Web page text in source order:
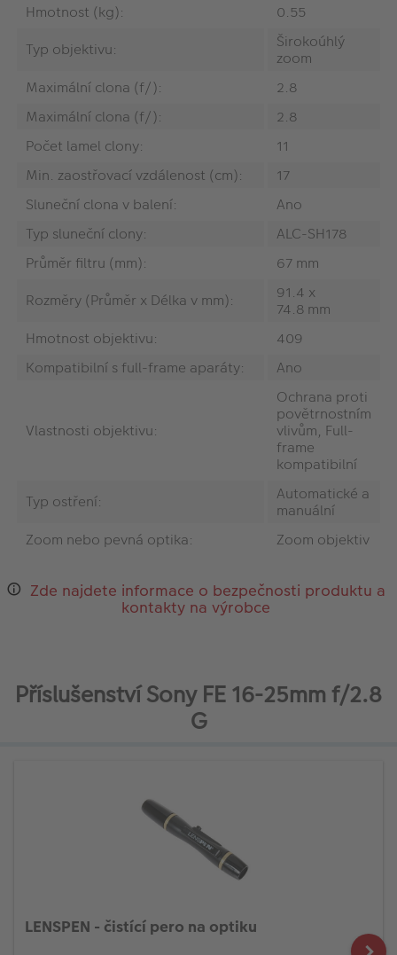
Hmotnost (kg):
0.55
Typ objektivu:
Širokoúhlý
zoom
Maximální clona (f/):
2.8
Maximální clona (f/):
2.8
Počet lamel clony:
11
Min. zaostřovací vzdálenost (cm):
17
Sluneční clona v balení:
Ano
Typ sluneční clony:
ALC-SH178
Průměr filtru (mm):
67 mm
Rozměry (Průměr x Délka v mm):
91.4 x
74.8 mm
Hmotnost objektivu:
409
Kompatibilní s full-frame aparáty:
Ano
Vlastnosti objektivu:
Ochrana proti
povětrnostním
vlivům, Full-
frame
kompatibilní
Typ ostření:
Automatické a
manuální
Zoom nebo pevná optika:
Zoom objektiv
Zde najdete informace o bezpečnosti produktu a
kontakty na výrobce
Příslušenství Sony FE 16-25mm f/2.8
G
LENSPEN - čistící pero na optiku